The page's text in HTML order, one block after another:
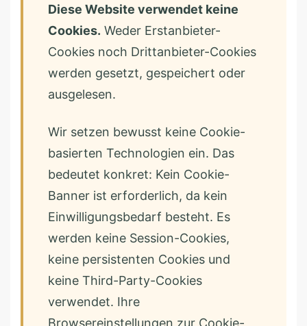
Diese Website verwendet keine
Cookies. Weder Erstanbieter-
Cookies noch Drittanbieter-Cookies
werden gesetzt, gespeichert oder
ausgelesen.
Wir setzen bewusst keine Cookie-
basierten Technologien ein. Das
bedeutet konkret: Kein Cookie-
Banner ist erforderlich, da kein
Einwilligungsbedarf besteht. Es
werden keine Session-Cookies,
keine persistenten Cookies und
keine Third-Party-Cookies
verwendet. Ihre
Browsereinstellungen zur Cookie-